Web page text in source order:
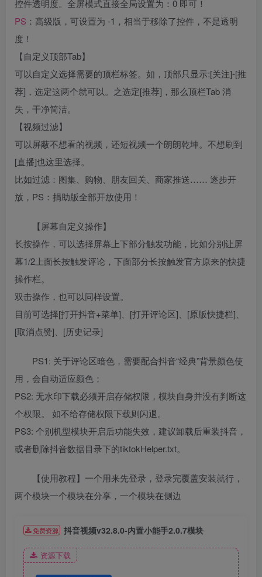
控件透明度。全屏模式直接全局设置为：0 即可！
PS ：高级版，可设置为 -1，相当于移除了控件，不是透明
度！
【自定义顶部Tab】
可以自定义选择需要的顶栏标签。如，顶部只显示:[关注]-[推
荐]，选定这两个就可以。之选定[推荐]，那么顶栏Tab 消
失，干净简洁。
【视频过滤】
可以屏蔽不想看的视频，还短视频一个朗朗乾坤。不想刷到
[直播]也这里选择。
比如过滤：图集、购物、朋友回关、商家推送…… 逐步开
放，PS：捐助版全部开放使用！
【屏幕自定义操作】
长按操作，可以选择屏幕上下部分触发功能，比如分别让屏
幕1/2上面长按触发评论，下面部分长按触发官方原来的快捷
操作栏。
双击操作，也可以同样设置。
目前可选择[打开抖音+菜单]、[打开评论区]、[原版快捷栏]、
[取消点赞]、[历史记录]
PS1: 关于评论区暗色，需要配合抖音“经典”背景颜色使
用，会自动适应颜色；
PS2: 无水印下载必须开启存储权限，模块自身并没有判断这
个权限。 如不给存储权限下载则闪退。
PS3: 个别机型模块开启后功能失效，建议卸载后重装抖音，
或者删除抖音数据目录下的tiktokHelper.txt。
【使用教程】一个用来先登录，登录完覆盖安装就行，
两个模块一个模块在分享，一个模块在侧边
免费资源 抖音视频v32.8.0-内置小能手2.0.7模块
资源下载